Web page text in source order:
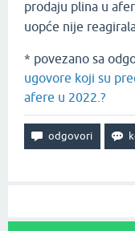
prodaju plina u
uopće nije
* povezano sa
ugovore koji su
afere u 2022.?